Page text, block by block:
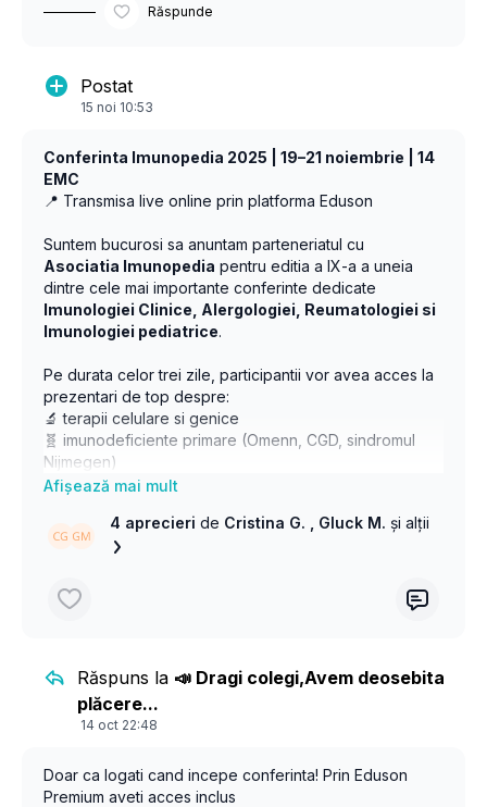
Răspunde
Postat
15 noi 10:53
Conferinta Imunopedia 2025 | 19–21 noiembrie | 14
EMC
📍 Transmisa live online prin platforma Eduson
Suntem bucurosi sa anuntam parteneriatul cu
Asociatia Imunopedia pentru editia a IX-a a uneia
dintre cele mai importante conferinte dedicate
Imunologiei Clinice, Alergologiei, Reumatologiei si
Imunologiei pediatrice.
Pe durata celor trei zile, participantii vor avea acces la
prezentari de top despre:
🔬 terapii celulare si genice
🧬 imunodeficiente primare (Omenn, CGD, sindromul
Nijmegen)
🩺 mecanisme inflamatorii si boli autoimune
👶 imunologia copilului si tranzitia spre adult
💉 comunicare si ezitare vaccinala
moderna.
💻Participare online – 300 lei
Conferinta nu va fi disponibila spre revizionare.
reumatologi si specialisti interesati de cele mai noi
progrese ale domeniului, Imunopedia ramane un reper
4 aprecieride Cristina G. , Gluck M. și alții
Răspuns la 📣 Dragi colegi,Avem deosebita
plăcere...
14 oct 22:48
Doar ca logati cand incepe conferinta! Prin Eduson
Premium aveti acces inclus